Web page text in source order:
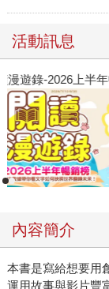
活動訊息
閱讀漫遊錄-2026
內容簡介
本書是寫給想要用
運用故事與影片豐